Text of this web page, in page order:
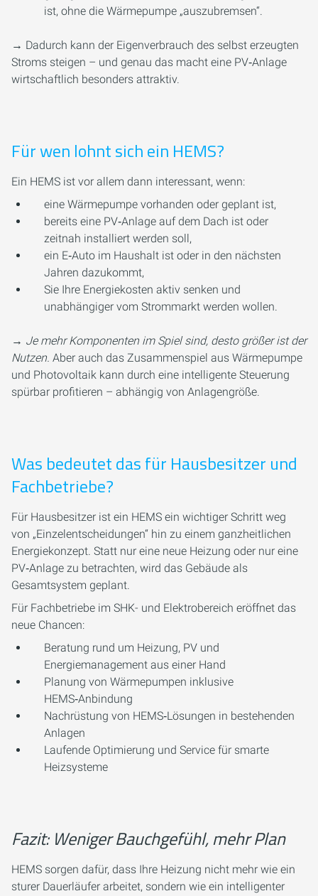
ist, ohne die Wärmepumpe „auszubremsen“.
→ Dadurch kann der Eigenverbrauch des selbst erzeugten
Stroms steigen – und genau das macht eine PV‑Anlage
wirtschaftlich besonders attraktiv.
Für wen lohnt sich ein HEMS?
Ein HEMS ist vor allem dann interessant, wenn:
eine Wärmepumpe vorhanden oder geplant ist,
bereits eine PV‑Anlage auf dem Dach ist oder
zeitnah installiert werden soll,
ein E‑Auto im Haushalt ist oder in den nächsten
Jahren dazukommt,
Sie Ihre Energiekosten aktiv senken und
unabhängiger vom Strommarkt werden wollen.
→ Je mehr Komponenten im Spiel sind, desto größer ist der
Nutzen. Aber auch das Zusammenspiel aus Wärmepumpe
und Photovoltaik kann durch eine intelligente Steuerung
spürbar profitieren – abhängig von Anlagengröße.
Was bedeutet das für Hausbesitzer und
Fachbetriebe?
Für Hausbesitzer ist ein HEMS ein wichtiger Schritt weg
von „Einzelentscheidungen“ hin zu einem ganzheitlichen
Energiekonzept. Statt nur eine neue Heizung oder nur eine
PV‑Anlage zu betrachten, wird das Gebäude als
Gesamtsystem geplant.
Für Fachbetriebe im SHK- und Elektrobereich eröffnet das
neue Chancen:
Beratung rund um Heizung, PV und
Energiemanagement aus einer Hand
Planung von Wärmepumpen inklusive
HEMS‑Anbindung
Nachrüstung von HEMS‑Lösungen in bestehenden
Anlagen
Laufende Optimierung und Service für smarte
Heizsysteme
Fazit: Weniger Bauchgefühl, mehr Plan
HEMS sorgen dafür, dass Ihre Heizung nicht mehr wie ein
sturer Dauerläufer arbeitet, sondern wie ein intelligenter